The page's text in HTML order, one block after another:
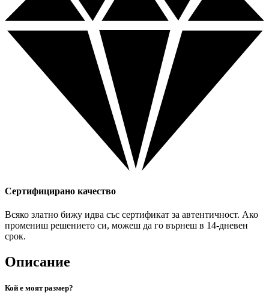
Сертифицирано качество
Всяко златно бижу идва със сертификат за автентичност. Ако
промениш решението си, можеш да го върнеш в 14-дневен
срок.
Описание
Кой е моят размер?